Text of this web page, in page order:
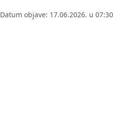
Datum objave: 17.06.2026. u 07:30